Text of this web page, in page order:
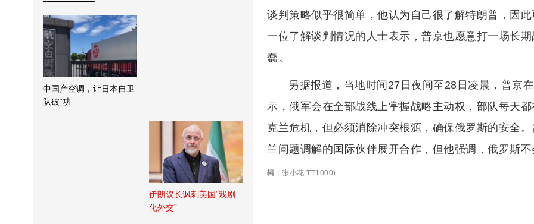
中国产空调，让日本自卫
队破“功”
伊朗议长讽刺美国“戏剧
化外交”
谈判策略似乎很简单，他认为自己很了解特朗普，因
一位了解谈判情况的人士表示，普京也愿意打一场长
蠢。
另据报道，当地时间27日夜间至28日凌晨，普京
示，俄军会在全部战线上掌握战略主动权，部队每天
克兰危机，但必须消除冲突根源，确保俄罗斯的安全
兰问题调解的国际伙伴展开合作，但他强调，俄罗斯不
辑 ： 张小花 TT1000)